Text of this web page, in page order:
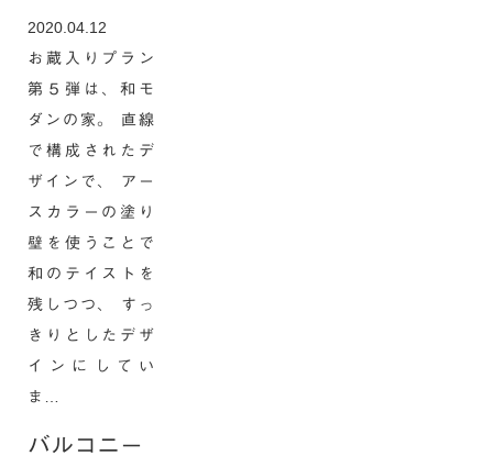
2020.04.12
お蔵入りプラン
第５弾は、和モ
ダンの家。 直線
で構成されたデ
ザインで、 アー
スカラーの塗り
壁を使うことで
和のテイストを
残しつつ、 すっ
きりとしたデザ
インにしてい
ま…
バルコニー